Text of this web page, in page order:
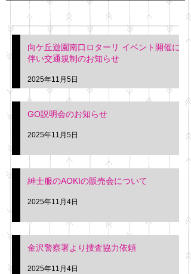
明日(11月6日)午後3時～5
階会議室にてGOの説明会
を行います。 神奈川個人
タクシー協同組合 専務 佐
久間
最新記事
向ケ丘遊園南口ロターリ イベント開催に
伴い交通規制のお知らせ
2025年11月5日
GO説明会のお知らせ
2025年11月5日
紳士服のAOKIの販売会について
2025年11月4日
金沢警察署より捜査協力依頼
2025年11月4日